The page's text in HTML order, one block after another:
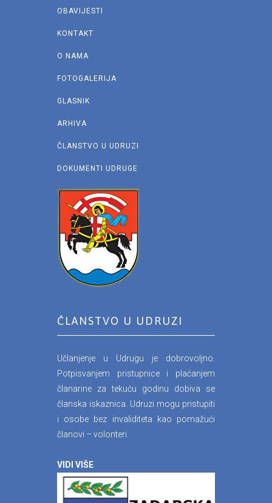
OBAVIJESTI
KONTAKT
O NAMA
FOTOGALERIJA
GLASNIK
ARHIVA
ČLANSTVO U UDRUZI
DOKUMENTI UDRUGE
ČLANSTVO U UDRUZI
Učlanjenje u Udrugu je dobrovoljno.
Potpisvanjem pristupnice i plaćanjem
članarine za tekuću godinu dobiva se
članska iskaznica. Udruzi mogu pristupiti
i osobe bez invaliditeta kao pomažući
članovi – volonteri.
VIDI VIŠE